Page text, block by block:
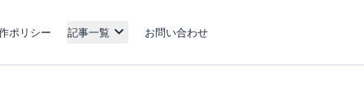
ポリシー 記事一覧 お問い合わせ